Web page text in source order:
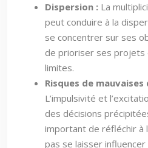
Dispersion : La
peut conduire à la
se concentrer sur ses
de prioriser ses
limites.
Risques de mauvaises
L’impulsivité et
des décisions
important de réfléchir à
pas se laisser